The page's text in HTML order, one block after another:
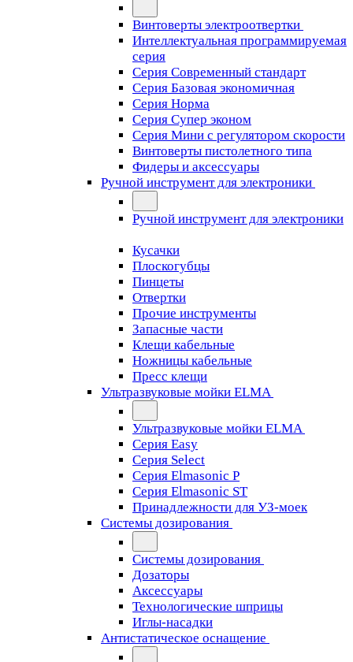
Винтоверты электроотвертки
Интеллектуальная программируемая
серия
Серия Современный стандарт
Серия Базовая экономичная
Серия Норма
Серия Cупер эконом
Серия Мини с регулятором скорости
Винтоверты пистолетного типа
Фидеры и аксессуары
Ручной инструмент для электроники
Ручной инструмент для электроники
Кусачки
Плоскогубцы
Пинцеты
Отвертки
Прочие инструменты
Запасные части
Клещи кабельные
Ножницы кабельные
Пресс клещи
Ультразвуковые мойки ELMA
Ультразвуковые мойки ELMA
Серия Easy
Серия Select
Серия Elmasonic P
Серия Elmasonic ST
Принадлежности для УЗ-моек
Системы дозирования
Системы дозирования
Дозаторы
Аксессуары
Технологические шприцы
Иглы-насадки
Антистатическое оснащение